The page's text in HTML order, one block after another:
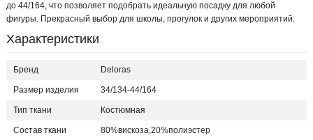
до 44/164, что позволяет подобрать идеальную посадку для любой
фигуры. Прекрасный выбор для школы, прогулок и других мероприятий.
Характеристики
Бренд Deloras
Размер изделия 34/134-44/164
Тип ткани Костюмная
Состав ткани 80%вискоза,20%полиэстер